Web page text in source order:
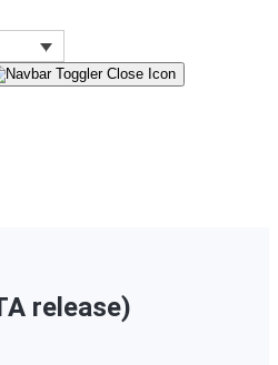
release)